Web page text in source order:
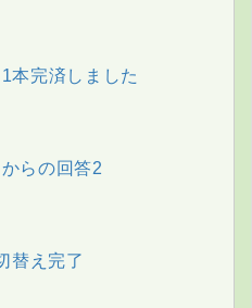
本完済しました
らの回答2
替え完了